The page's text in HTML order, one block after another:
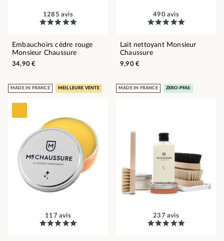
1285 avis
Embauchoirs cèdre rouge
Monsieur Chaussure
34,90 €
490 avis
Lait nettoyant Monsieur
Chaussure
9,90 €
MADE IN FRANCE MEILLEURE VENTE
117 avis
MADE IN FRANCE ZERO-PFAS
237 avis